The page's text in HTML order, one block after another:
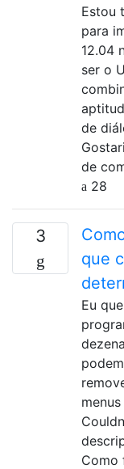
Estou
para
12.04
ser o
de
de
28
3
que
Eu
Como